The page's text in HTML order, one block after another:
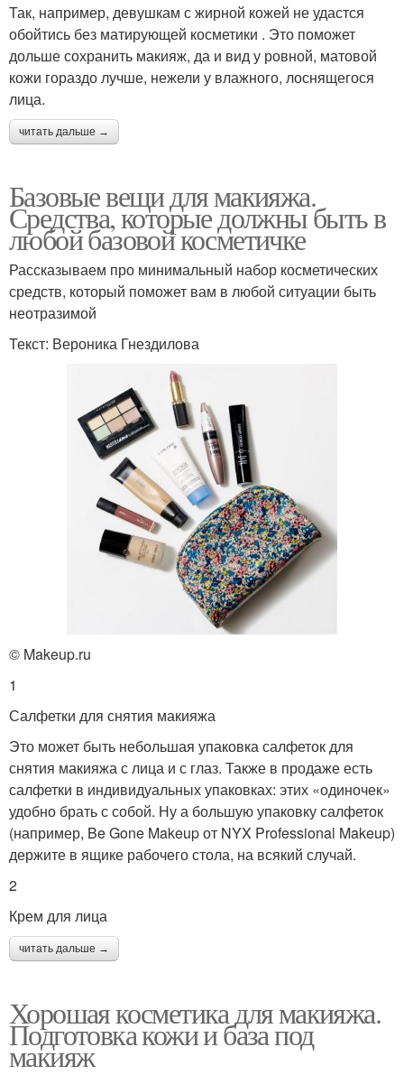
Так, например, девушкам с жирной кожей не удастся
обойтись без матирующей косметики . Это поможет
дольше сохранить макияж, да и вид у ровной, матовой
кожи гораздо лучше, нежели у влажного, лоснящегося
лица.
читать дальше →
Базовые вещи для макияжа.
Средства, которые должны быть в
любой базовой косметичке
Рассказываем про минимальный набор косметических
средств, который поможет вам в любой ситуации быть
неотразимой
Текст: Вероника Гнездилова
© Makeup.ru
1
Салфетки для снятия макияжа
Это может быть небольшая упаковка салфеток для
снятия макияжа с лица и с глаз. Также в продаже есть
салфетки в индивидуальных упаковках: этих «одиночек»
удобно брать с собой. Ну а большую упаковку салфеток
(например, Be Gone Makeup от NYX Professional Makeup)
держите в ящике рабочего стола, на всякий случай.
2
Крем для лица
читать дальше →
Хорошая косметика для макияжа.
Подготовка кожи и база под
макияж